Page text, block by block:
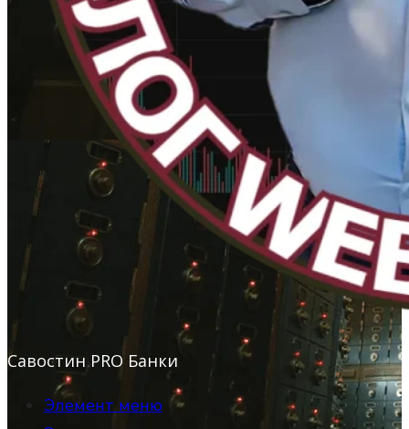
Савостин PRO Банки
Элемент меню